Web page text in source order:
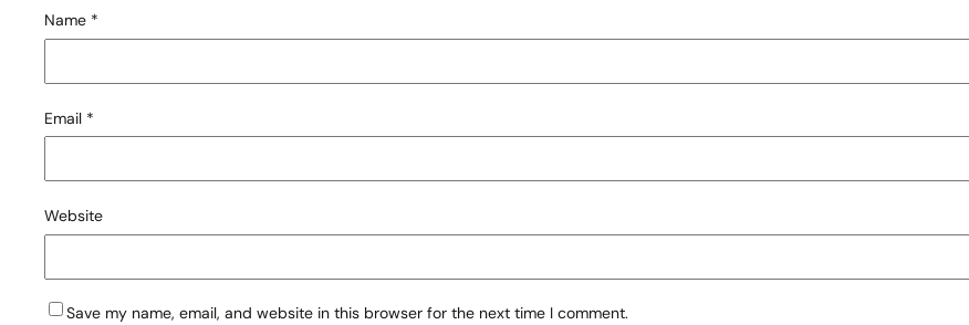
Name *
Email *
Website
Save my name, email, and website in this browser for the next time I comment.